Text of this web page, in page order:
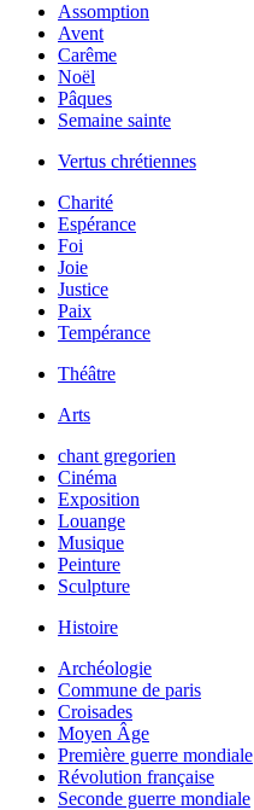
Assomption
Avent
Carême
Noël
Pâques
Semaine sainte
Vertus chrétiennes
Charité
Espérance
Foi
Joie
Justice
Paix
Tempérance
Théâtre
Arts
chant gregorien
Cinéma
Exposition
Louange
Musique
Peinture
Sculpture
Histoire
Archéologie
Commune de paris
Croisades
Moyen Âge
Première guerre mondiale
Révolution française
Seconde guerre mondiale